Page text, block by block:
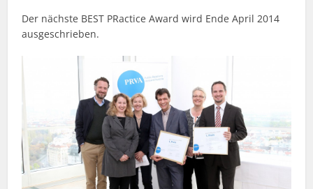
Der nächste BEST PRactice Award wird Ende April 2014
ausgeschrieben.